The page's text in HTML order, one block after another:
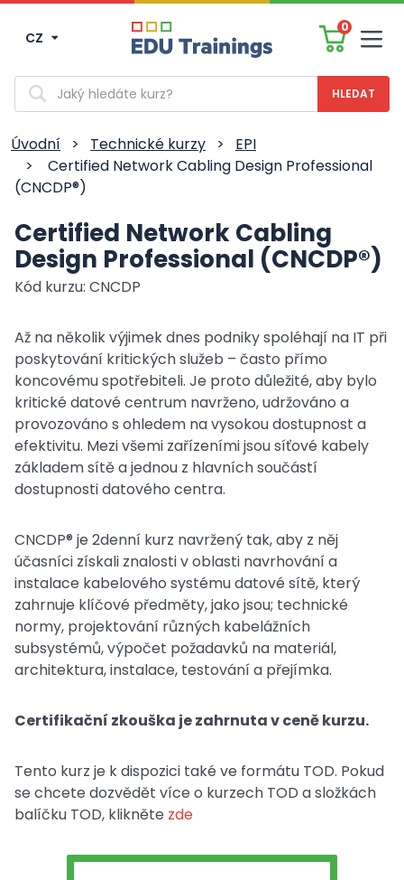
CZ
0
Vyhledávání
Úvodní > Technické kurzy >
EPI
>
Certified Network Cabling Design Professional
(CNCDP®)
Certified Network Cabling
Design Professional (CNCDP®)
Kód kurzu: CNCDP
Až na několik výjimek dnes podniky spoléhají na IT při
poskytování kritických služeb – často přímo
koncovému spotřebiteli. Je proto důležité, aby bylo
kritické datové centrum navrženo, udržováno a
provozováno s ohledem na vysokou dostupnost a
efektivitu. Mezi všemi zařízeními jsou síťové kabely
základem sítě a jednou z hlavních součástí
dostupnosti datového centra.
CNCDP® je 2denní kurz navržený tak, aby z něj
účasníci získali znalosti v oblasti navrhování a
instalace kabelového systému datové sítě, který
zahrnuje klíčové předměty, jako jsou; technické
normy, projektování různých kabelážních
subsystémů, výpočet požadavků na materiál,
architektura, instalace, testování a přejímka.
Certifikační zkouška je zahrnuta v ceně kurzu.
Tento kurz je k dispozici také ve formátu TOD. Pokud
se chcete dozvědět více o kurzech TOD a složkách
balíčku TOD, klikněte zde